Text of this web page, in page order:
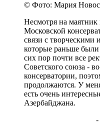
© Фото: Мария
Несмотря на
Московской
связи с творческими
которые раньше
сих пор почти все
Советского союза -
консерватории,
продолжаются. У
есть очень
Азербайджана.
-